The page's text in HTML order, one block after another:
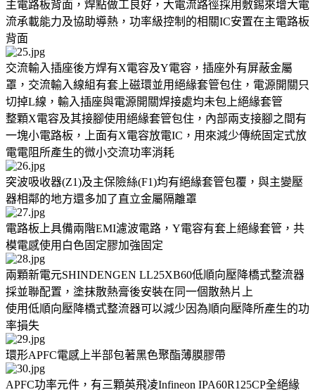
主電路板背面，焊點做工良好，大電流路徑採用敷錫來增大電
流承載能力及協助導熱，功率級控制的相關IC安置在主電路板
背面
交流輸入插座後方焊有X電容及Y電容，插座外有屏蔽金屬
罩，交流輸入線組有套上磁環並用絕緣套管包住，電源開關只
切掉L線，輸入插座與電源開關焊接處均未包上絕緣套管
整顆X電容及其接腳使用絕緣套管包住，內部兩支接腳之間有
一塊小電路板，上面有X電容放電IC，用來減少傳統固定式放
電電阻所產生的微小交流功率消耗
突波吸收器(Z1)及主保險絲(F1)均有絕緣套管包覆，與主變壓
器相鄰的地方還多加了直立金屬隔離罩
電路板上具備兩階EMI濾波電路，Y電容有套上絕緣套管，共
模電感使用白色固定膠加強固定
兩顆新電元SHINDENGEN LL25XB60低順向壓降橋式整流器
採並聯配置，塗抹散熱膏後安裝在同一個散熱片上
使用低順向壓降橋式整流器可以減少因為順向壓降所產生的功
率損失
環形APFC電感上半部包著黑色聚酯薄膜膠帶
APFC功率元件，有三顆英飛凌Infineon IPA60R125CP全絕緣